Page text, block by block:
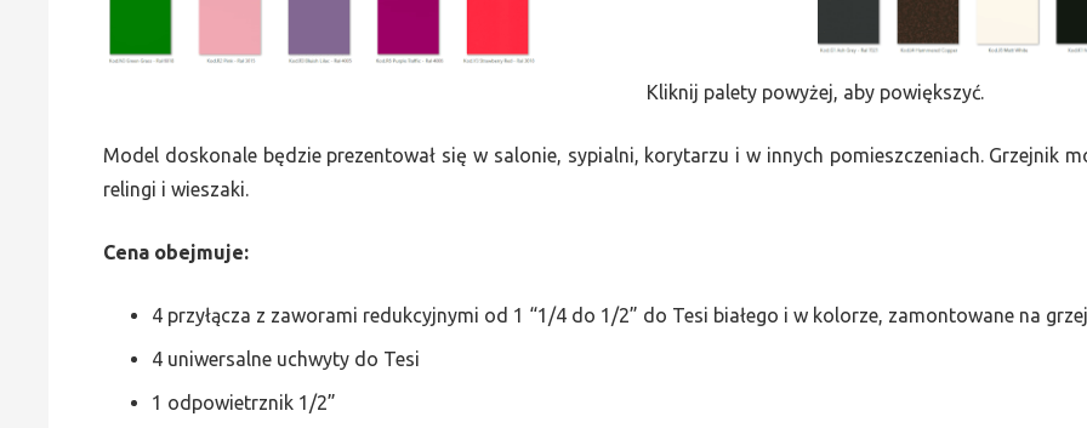
Kliknij palety powyżej, aby powiększyć.
Model doskonale będzie prezentował się w salonie, sypialni, korytarzu i w innych pomieszczeniach. Grzejnik
relingi i wieszaki.
Cena obejmuje:
4 przyłącza z zaworami redukcyjnymi od 1 “1/4 do 1/2” do Tesi białego i w kolorze, zamontowane na
4 uniwersalne uchwyty do Tesi
1 odpowietrznik 1/2”